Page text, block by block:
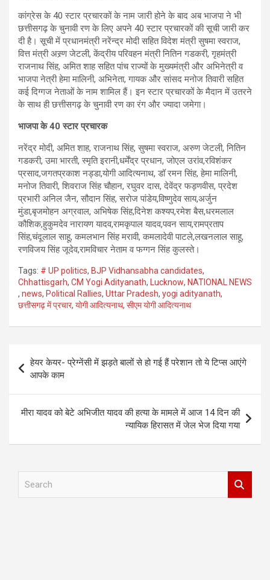
कांग्रेस के 40 स्टार प्रचारकों के नाम जारी होने के बाद अब भाजपा ने भी
छत्तीसगढ़ के चुनावी रण के लिए अपने 40 स्टार प्रचारकों की सूची जारी कर
दी है। सूची में प्रधानमंत्री नरेंन्द्र मोदी सहित विदेश मंत्री सुषमा स्वराज,
वित्त मंत्री अस्र्ण जेटली, केंद्रीय परिवहन मंत्री नितिन गडकरी, गृहमंत्री
राजनाथ सिंह, अमित शाह सहित पांच राज्यों के मुख्यमंत्री और अभिनेत्री व
भाजपा नेत्री हेमा मालिनी, अभिनेता, गायक और सांसद मनोज तिवारी सहित
कई दिग्गज नेताओं के नाम शामिल हैं। इन स्टार प्रचारकों के मैदान में उतरने
के साथ ही छत्तीसगढ़ के चुनावी रण का रंग और ज्यादा जमेगा।
भाजपा के 40 स्टार प्रचारक
नरेंद्र मोदी, अमित शाह, राजनाथ सिंह, सुषमा स्वराज, अरुण जेटली, नितिन
गडकरी, उमा भारती, स्मृति इरानी,धर्मेंद्र प्रधान, जोएल उरांव,रविशंकर
प्रसाद,जगतप्रकाश नड्डा,योगी आदित्यनाथ, डॉ रमन सिंह, हेमा मालिनी,
मनोज तिवारी, शिवराज सिंह चौहान, रघुवर दास, देवेंद्र फड़णवीस, प्रदेश
प्रभारी अनिल जैन, सौदान सिंह, सरोज पांडेय,विष्णुदेव साय,अर्जुन
मुंडा,बृजमोहन अग्रवाल, अभिषेक सिंह,दिनेश कश्यप,रमेश बैस,धरमलाल
कौशिक,हुकुमदेव नारायण यादव,रामकृपाल यादव,पवन साय,रामप्रताप
सिंह,चंदूलाल साहू, कमलभान सिंह मरावी, कमलादेवी पाटले,लखनलाल साहू,
रणविजय सिंह जूदेव,रामविचार नेताम व फग्गन सिंह कुलस्ते।
Tags: # UP politics, BJP Vidhansabha candidates,
Chhattisgarh, CM Yogi Adityanath, Lucknow, NATIONAL NEWS
, news, Political Rallies, Uttar Pradesh, yogi adityanath,
छत्तीसगढ़ में प्रचार, योगी आदित्यनाथ, सीएम योगी आदित्यनाथ
Post
navigation
हेयर केयर- प्रेग्नेंसी में झड़ते बालों से हो गई हैं परेशान तो ये टिप्स आएंगे
आपके काम
मीरा यादव को बेटे अभिजीत यादव की हत्या के मामले में आज 14 दिन की
न्यायिक हिरासत में जेल भेज दिया गया